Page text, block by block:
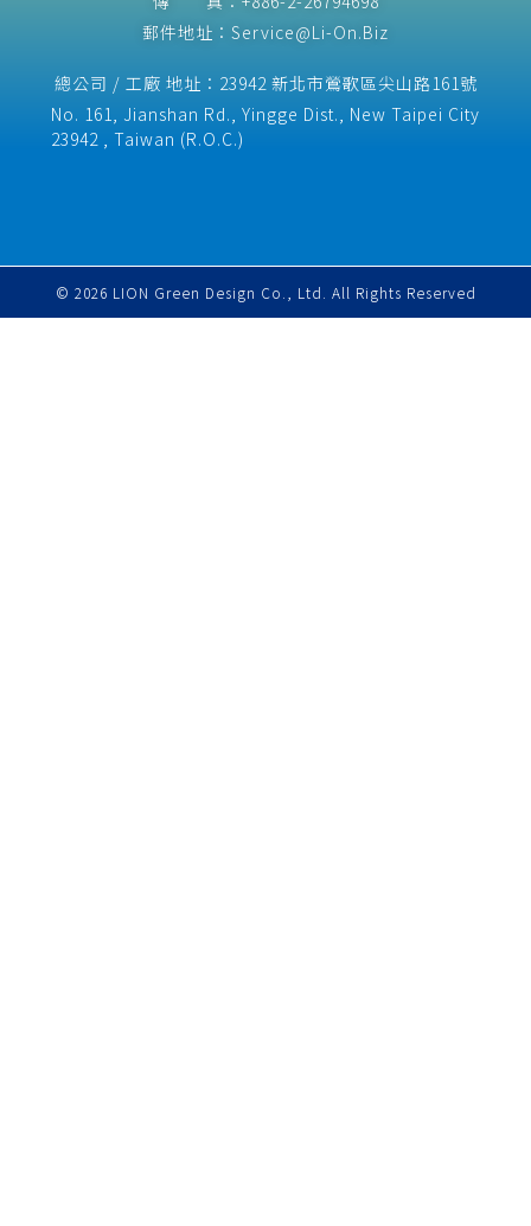
郵件地址：Service@Li-On.Biz
總公司 / 工廠 地址：23942 新北市鶯歌區尖山路161號
No. 161, Jianshan Rd., Yingge Dist., New Taipei City
23942 , Taiwan (R.O.C.)​
© 2026 LION Green Design Co., Ltd. All Rights Reserved